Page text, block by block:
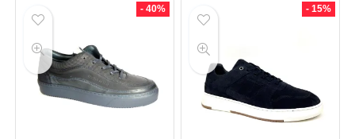
- 40% - 15%